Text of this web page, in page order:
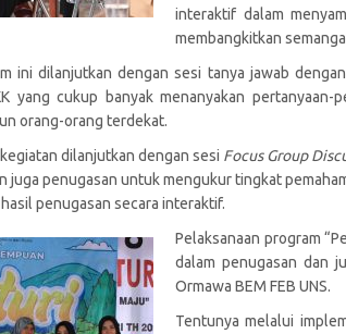
interaktif dalam
membangkitkan
ini dilanjutkan dengan sesi tanya jawab
yang cukup banyak menanyakan pertanyaan-
orang-orang terdekat.
dilanjutkan dengan sesi Focus Group
juga penugasan untuk mengukur tingkat
penugasan secara interaktif.
Pelaksanaan program
dalam penugasan dan
Ormawa BEM FEB UNS.
Tentunya melalui